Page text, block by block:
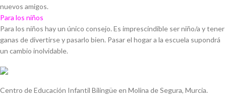
nuevos amigos.
Para los niños
Para los niños hay un único consejo. Es imprescindible ser niño/a y tener
ganas de divertirse y pasarlo bien. Pasar el hogar a la escuela supondrá
un cambio inolvidable.
Centro de Educación Infantil Bilingüe en Molina de Segura, Murcia.